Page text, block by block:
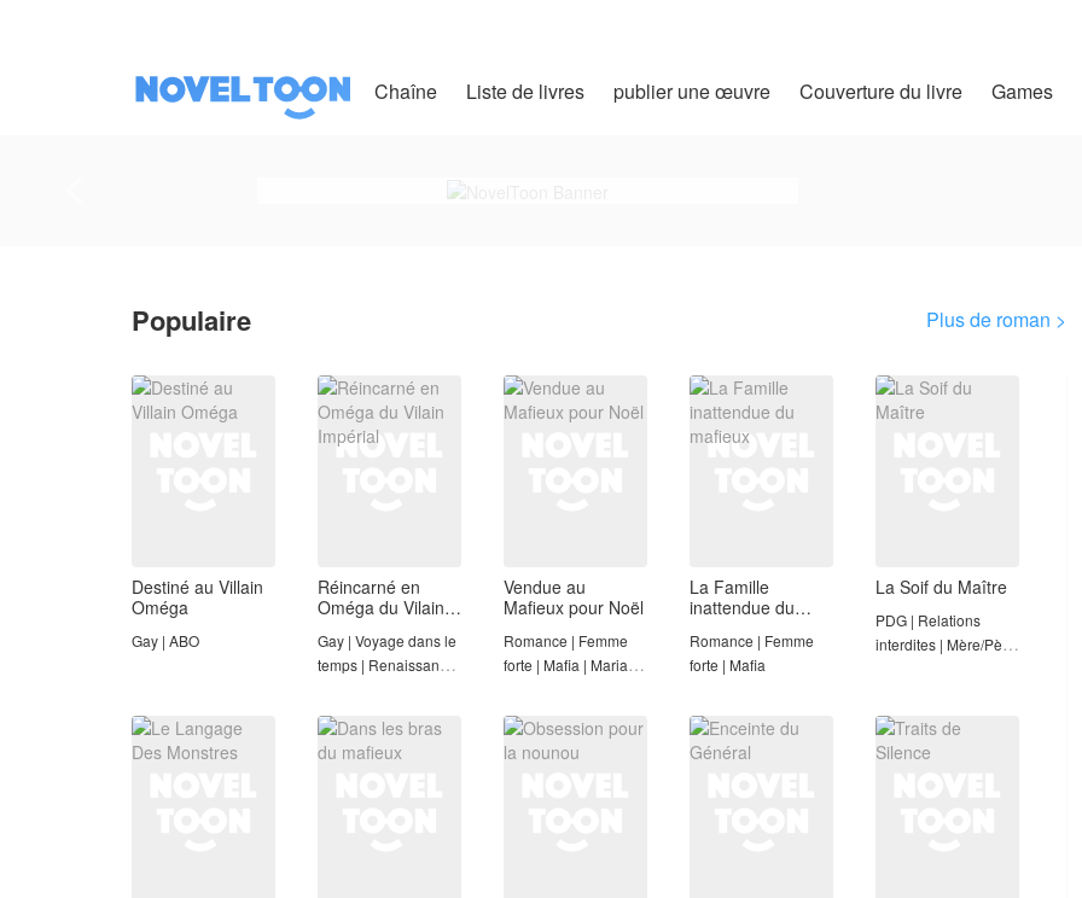
Chaîne Liste de livres publier une œuvre Couverture du livre Games
Populaire Plus de roman >
Destiné au Villain
Oméga
Gay | ABO
Réincarné en
Oméga du Vilain
Gay | Voyage dans le
temps | Renaissance
Mariage forcé
Vendue au
Mafieux pour Noël
Romance | Femme
forte | Mafia | Mariage
La Famille
inattendue du
Romance | Femme
forte | Mafia
La Soif du Maître
PDG | Relations
interdites | Mère/​​Père